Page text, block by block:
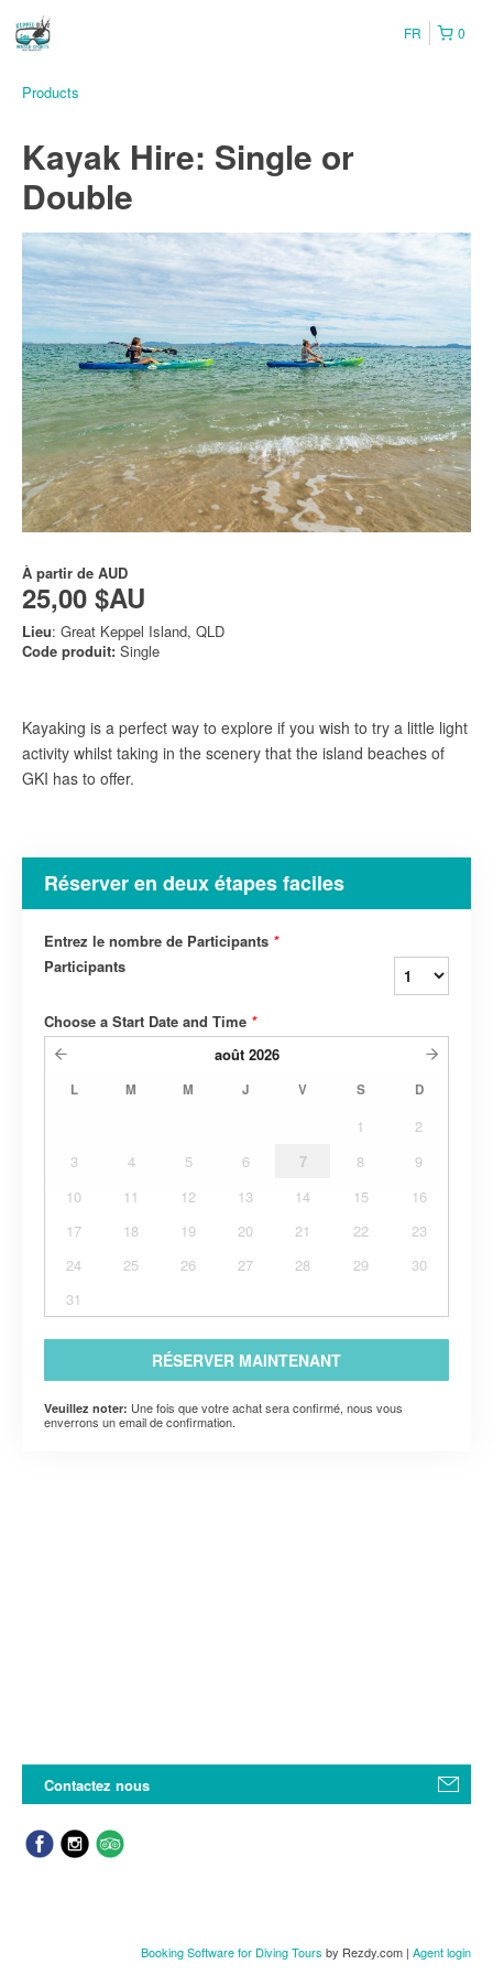
0
FR
Products
Kayak Hire: Single or
Double
À partir de AUD
25,00 $AU
Lieu: Great Keppel Island, QLD
Code produit: Single
Kayaking is a perfect way to explore if you wish to try a little light
activity whilst taking in the scenery that the island beaches of
GKI has to offer.
Réserver en deux étapes faciles
Entrez le nombre de Participants *
Participants
Choose a Start Date and Time *
août 2026
L M M J V S D
1
2
3
4 5 6 7 8
9
10
11 12 13 14 15
16
17
18 19 20 21 22
23
24
25 26 27 28 29
30
31
RÉSERVER MAINTENANT
Veuillez noter: Une fois que votre achat sera confirmé, nous vous
enverrons un email de confirmation.
Contactez nous
Booking Software for Diving Tours by Rezdy.com | Agent login